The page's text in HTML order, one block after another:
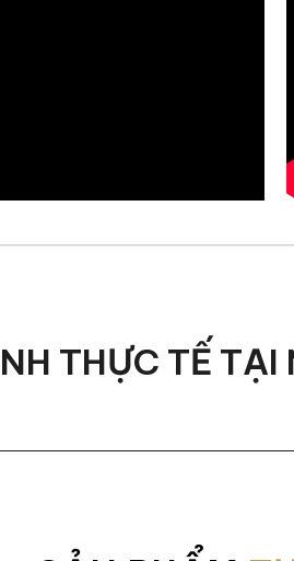
thế nào?
tiêu chuẩn, giúp tư thế ngồi
liệu gì?
THỰC TẾ